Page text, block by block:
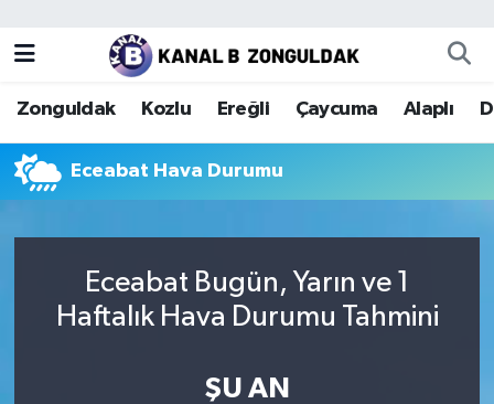
Zonguldak Kozlu Ereğli Çaycuma Alaplı
Eceabat Hava Durumu
Eceabat Bugün, Yarın ve 1
Haftalık Hava Durumu Tahmini
ŞU AN
Zonguldak
Kozlu
Ereğli
Alaplı
Zonguldak Nöbetçi Eczaneler
Zonguldak Hava Durumu
Zonguldak Trafik Yoğunluk Haritası
Tüm Manşetler